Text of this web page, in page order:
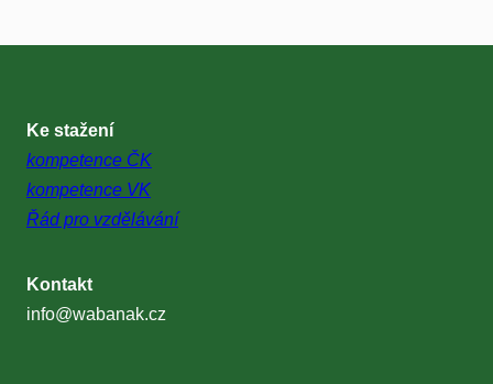
Ke stažení
kompetence ČK
kompetence VK
Řád pro vzdělávání
Kontakt
info@wabanak.cz